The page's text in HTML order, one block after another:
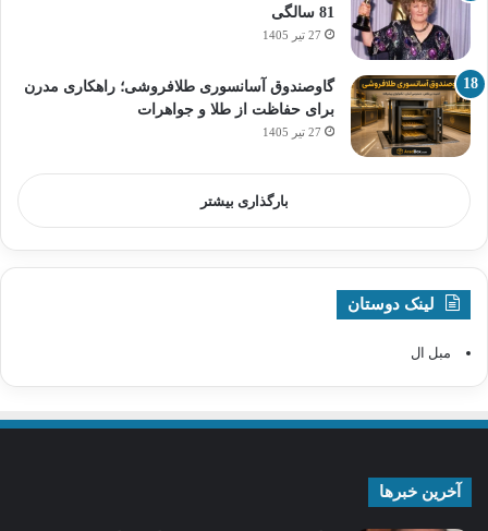
81 سالگی
27 تیر 1405
گاوصندوق آسانسوری طلافروشی؛ راهکاری مدرن
برای حفاظت از طلا و جواهرات
27 تیر 1405
بارگذاری بیشتر
لینک دوستان
مبل ال
آخرین خبرها